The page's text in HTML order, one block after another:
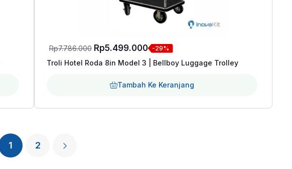
Rp7.786.000 Harga
aslinya
Rp7.786.000.
Rp5.499.000Harga
saat
adalah:
-29%
Troli Hotel Roda 8in Model 3 | Bellboy Luggage Trolley
Tambah Ke Keranjang
1 2